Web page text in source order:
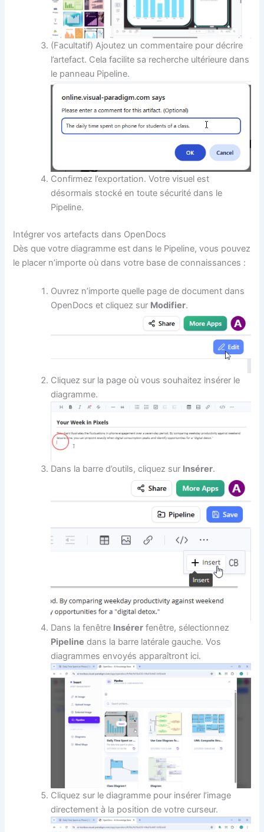
(Facultatif) Ajoutez un commentaire pour décrire
l’artefact. Cela facilite sa recherche ultérieure dans
le panneau Pipeline.
Confirmez l’exportation. Votre visuel est
désormais stocké en toute sécurité dans le
Pipeline.
Intégrer vos artefacts dans OpenDocs
Dès que votre diagramme est dans le Pipeline, vous pouvez
le placer n’importe où dans votre base de connaissances :
Ouvrez n’importe quelle page de document dans
OpenDocs et cliquez sur Modifier.
Cliquez sur la page où vous souhaitez insérer le
diagramme.
Dans la barre d’outils, cliquez sur Insérer.
Dans la fenêtre Insérer fenêtre, sélectionnez
Pipeline dans la barre latérale gauche. Vos
diagrammes envoyés apparaîtront ici.
Cliquez sur le diagramme pour insérer l’image
directement à la position de votre curseur.